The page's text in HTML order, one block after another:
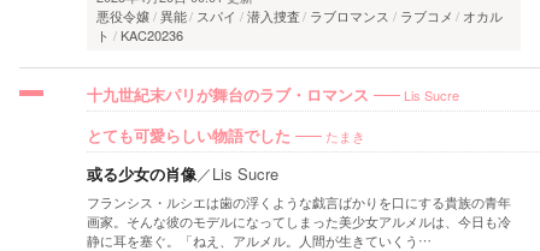
悪役令嬢 異能 スパイ 潜入捜査 ラブロマンス ラブコメ
オカル
ト
KAC20236
十九世紀末パリが舞台のラブ・ロマンス Lis Sucre
とても可愛らしい物語でした たまき
或る少女の肖像／Lis Sucre
フランシス・ルシエは歯の浮くような戯言ばかりを口にする貴族の青年
画家。そんな彼のモデルになってしまった美少女アルメルは、今日も冷
静に耳を塞ぐ。「ねえ、アルメル。人間が生きていくう…